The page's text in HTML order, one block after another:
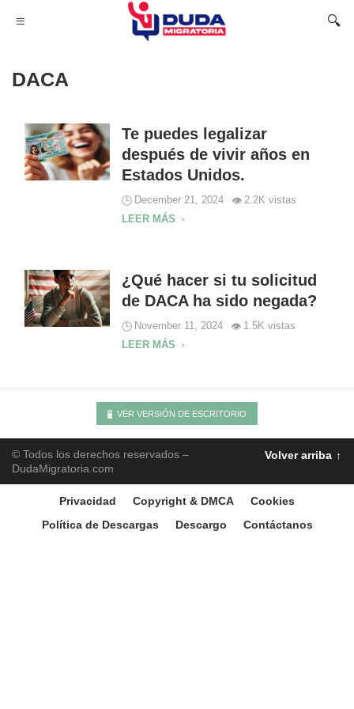
DACA
Te puedes legalizar
después de vivir años en
Estados Unidos.
December 21, 2024
2.2K vistas
LEER MÁS
¿Qué hacer si tu solicitud
de DACA ha sido negada?
November 11, 2024
1.5K vistas
LEER MÁS
VER VERSIÓN DE ESCRITORIO
© Todos los derechos reservados –
DudaMigratoria.com
Volver arriba
Privacidad Copyright & DMCA
Cookies
Política de Descargas
Descargo Contáctanos